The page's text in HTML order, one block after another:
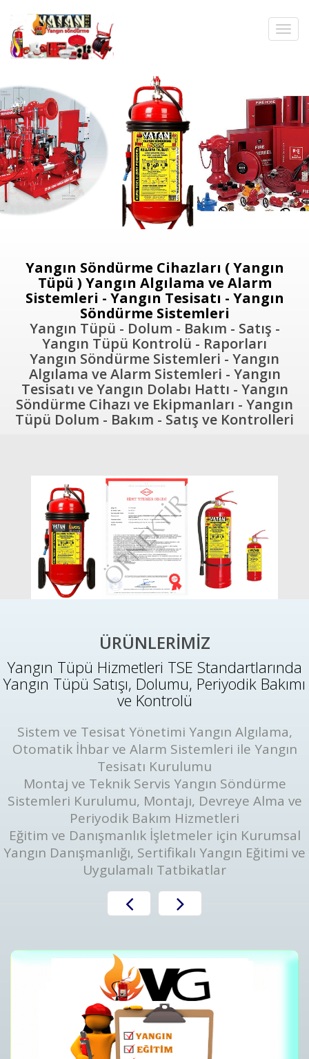
Yangın Söndürme Cihazları ( Yangın
Tüpü ) Yangın Algılama ve Alarm
Sistemleri - Yangın Tesisatı - Yangın
Söndürme Sistemleri
Yangın Tüpü - Dolum - Bakım - Satış -
Yangın Tüpü Kontrolü - Raporları
Yangın Söndürme Sistemleri - Yangın
Algılama ve Alarm Sistemleri - Yangın
Tesisatı ve Yangın Dolabı Hattı - Yangın
Söndürme Cihazı ve Ekipmanları - Yangın
Tüpü Dolum - Bakım - Satış ve Kontrolleri
ÜRÜNLERİMİZ
Yangın Tüpü Hizmetleri TSE Standartlarında
Yangın Tüpü Satışı, Dolumu, Periyodik Bakımı
ve Kontrolü
Sistem ve Tesisat Yönetimi Yangın Algılama,
Otomatik İhbar ve Alarm Sistemleri ile Yangın
Tesisatı Kurulumu
Montaj ve Teknik Servis Yangın Söndürme
Sistemleri Kurulumu, Montajı, Devreye Alma ve
Periyodik Bakım Hizmetleri
Eğitim ve Danışmanlık İşletmeler için Kurumsal
Yangın Danışmanlığı, Sertifikalı Yangın Eğitimi ve
Uygulamalı Tatbikatlar
Yangın Tüpü Satışı ve Ekipman Tedariki
Bursa Yangın Söndürücü 1 kg 6 kg - 50 kg Tüp Çeşitleri ve Fiyatları -